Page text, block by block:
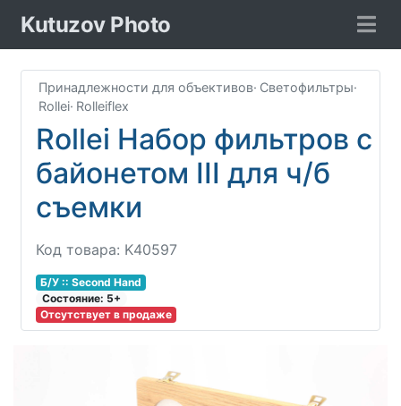
Kutuzov Photo
Принадлежности для объективов· Светофильтры·
Rollei· Rolleiflex
Rollei Набор фильтров с
байонетом III для ч/б
съемки
Код товара: K40597
Б/У :: Second Hand
Соcтояние: 5+
Отсутствует в продаже